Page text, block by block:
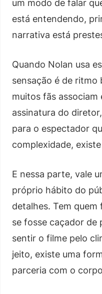
um modo de falar
está entendendo,
narrativa está
Quando Nolan usa
sensação é de ritmo
muitos fãs associam
assinatura do
para o espectador
complexidade,
E nessa parte, vale
próprio hábito do
detalhes. Tem
se fosse caçador de
sentir o filme pelo
jeito, existe uma
parceria com o